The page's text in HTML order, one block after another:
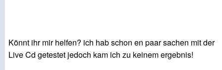
Könnt ihr mir helfen? ich hab schon en paar sachen mit der
Live Cd getestet jedoch kam ich zu keinem ergebnis!